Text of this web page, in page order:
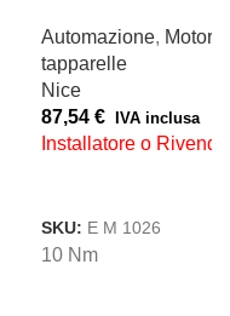
Automazione, Motori
tapparelle
Nice
87,54 € IVA inclusa
Installatore o
SKU: E M 1026
10 Nm